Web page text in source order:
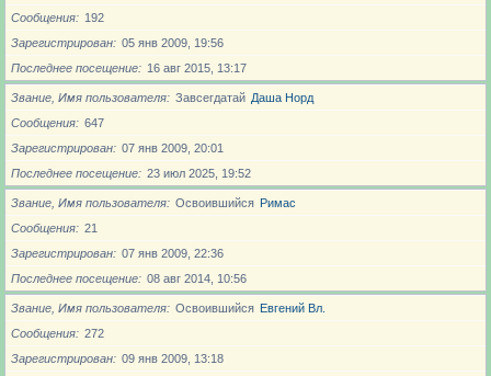
Сообщения
192
Зарегистрирован
05 янв 2009, 19:56
Последнее посещение
16 авг 2015, 13:17
Звание, Имя пользователя Завсегдатай Даша Норд
Сообщения
647
Зарегистрирован
07 янв 2009, 20:01
Последнее посещение
23 июл 2025, 19:52
Звание, Имя пользователя Освоившийся Римас
Сообщения
21
Зарегистрирован
07 янв 2009, 22:36
Последнее посещение
08 авг 2014, 10:56
Звание, Имя пользователя Освоившийся Евгений Вл.
Сообщения
272
Зарегистрирован
09 янв 2009, 13:18